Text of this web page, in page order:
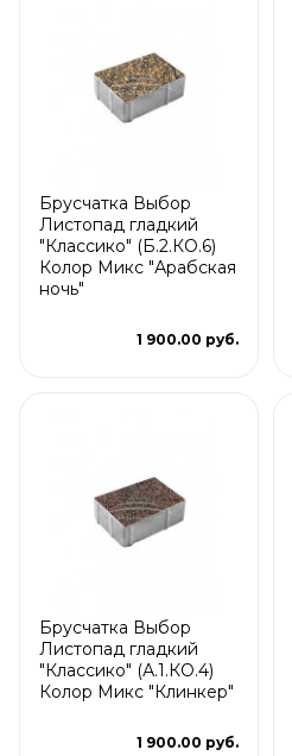
Брусчатка Выбор
Листопад гладкий
"Классико" (Б.2.КО.6)
Колор Микс "Арабская
ночь"
1 900.00 руб.
Брусчатка Выбор
Листопад гладкий
"Классико" (А.1.КО.4)
Колор Микс "Клинкер"
1 900.00 руб.